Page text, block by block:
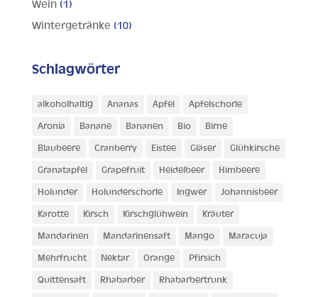
Wein (1)
Wintergetränke (10)
Schlagwörter
alkoholhaltig Ananas Apfel Apfelschorle
Aronia Banane Bananen Bio Birne
Blaubeere Cranberry Eistee Gläser Glühkirsche
Granatapfel Grapefruit Heidelbeer Himbeere
Holunder Holunderschorle Ingwer Johannisbeer
Karotte Kirsch Kirschglühwein Kräuter
Mandarinen Mandarinensaft Mango Maracuja
Mehrfrucht Nektar Orange Pfirsich
Quittensaft Rhabarber Rhabarbertrunk